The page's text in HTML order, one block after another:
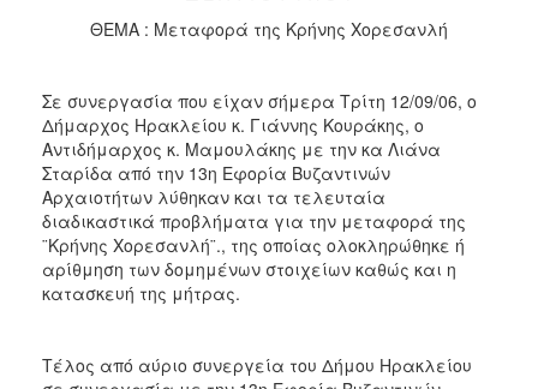
2019
2017
2016
2015
2013
2012
2011
ΘΕΜΑ : Μεταφορά της Κρήνης Χορεσανλή
Σε συνεργασία που είχαν σήμερα Τρίτη 12/09/06, ο
Δήμαρχος Ηρακλείου κ. Γιάννης Κουράκης, ο
Αντιδήμαρχος κ. Μαμουλάκης με την κα Λιάνα
Σταρίδα από την 13η Εφορία Βυζαντινών
Αρχαιοτήτων λύθηκαν και τα τελευταία
διαδικαστικά προβλήματα για την μεταφορά της
¨Κρήνης Χορεσανλή¨., της οποίας ολοκληρώθηκε ή
αρίθμηση των δομημένων στοιχείων καθώς και η
κατασκευή της μήτρας.
Τέλος από αύριο συνεργεία του Δήμου Ηρακλείου